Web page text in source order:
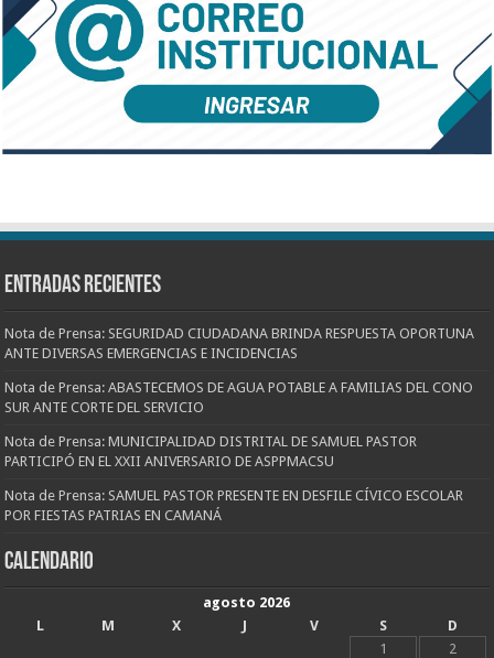
Entradas recientes
Nota de Prensa: SEGURIDAD CIUDADANA BRINDA RESPUESTA OPORTUNA
ANTE DIVERSAS EMERGENCIAS E INCIDENCIAS
Nota de Prensa: ABASTECEMOS DE AGUA POTABLE A FAMILIAS DEL CONO
SUR ANTE CORTE DEL SERVICIO
Nota de Prensa: MUNICIPALIDAD DISTRITAL DE SAMUEL PASTOR
PARTICIPÓ EN EL XXII ANIVERSARIO DE ASPPMACSU
Nota de Prensa: SAMUEL PASTOR PRESENTE EN DESFILE CÍVICO ESCOLAR
POR FIESTAS PATRIAS EN CAMANÁ
CALENDARIO
agosto 2026
L
M X J V S
D
1
2